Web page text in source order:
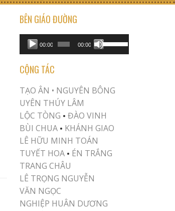
BÊN GIÁO ĐƯỜNG
Audio
Player
00:00 00:00
USE UP/DOWN ARROW KEYS TO INCREASE OR DECREASE VOLUME.
CỘNG TÁC
TẠO ÂN • NGUYÊN BÔNG
UYÊN THÚY LÂM
LỘC TÒNG •ĐÀO VINH
BÙI CHUA • KHÁNH GIAO
LÊ HỮU MINH TOÁN
TUYẾT HOA • ÉN TRẮNG
TRANG CHÂU
LÊ TRỌNG NGUYỄN
VĂN NGỌC
NGHIỆP HUÂN DƯƠNG